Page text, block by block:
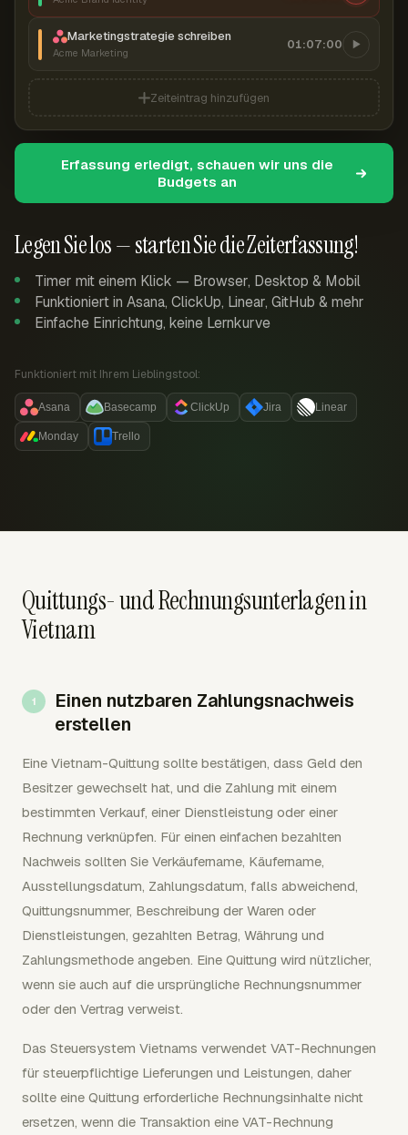
Legen Sie los — starten Sie die Zeiterfassung!
Timer mit einem Klick — Browser, Desktop & Mobil
Funktioniert in Asana, ClickUp, Linear, GitHub & mehr
Einfache Einrichtung, keine Lernkurve
Funktioniert mit Ihrem Lieblingstool:
Asana Basecamp ClickUp Jira Linear
Monday Trello
Marketingstrategie schreiben
Acme Marketing
01:07:00
Zeiteintrag hinzufügen
Erfassung erledigt, schauen wir uns die
Budgets an
Quittungs- und Rechnungsunterlagen in
Vietnam
Einen nutzbaren Zahlungsnachweis
erstellen
Eine Vietnam-Quittung sollte bestätigen, dass Geld den
Besitzer gewechselt hat, und die Zahlung mit einem
bestimmten Verkauf, einer Dienstleistung oder einer
Rechnung verknüpfen. Für einen einfachen bezahlten
Nachweis sollten Sie Verkäufername, Käufername,
Ausstellungsdatum, Zahlungsdatum, falls abweichend,
Quittungsnummer, Beschreibung der Waren oder
Dienstleistungen, gezahlten Betrag, Währung und
Zahlungsmethode angeben. Eine Quittung wird nützlicher,
wenn sie auch auf die ursprüngliche Rechnungsnummer
oder den Vertrag verweist.
Das Steuersystem Vietnams verwendet VAT-Rechnungen
für steuerpflichtige Lieferungen und Leistungen, daher
sollte eine Quittung erforderliche Rechnungsinhalte nicht
ersetzen, wenn die Transaktion eine VAT-Rechnung